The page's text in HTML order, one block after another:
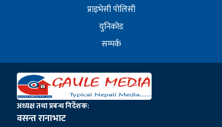
प्राइभेसी पोलिसी
युनिकोड
सम्पर्क
अध्यक्ष तथा प्रबन्ध निर्देशक:
वसन्त रानाभाट